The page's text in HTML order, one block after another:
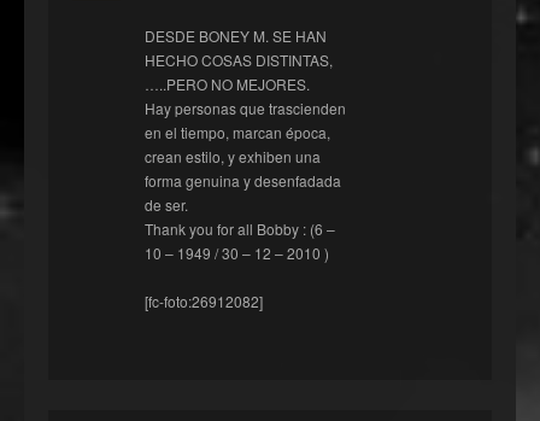
DESDE BONEY M. SE HAN
HECHO COSAS DISTINTAS,
…..PERO NO MEJORES.
Hay personas que trascienden
en el tiempo, marcan época,
crean estilo, y exhiben una
forma genuina y desenfadada
de ser.
Thank you for all Bobby : (6 –
10 – 1949 / 30 – 12 – 2010 )
[fc-foto:26912082]